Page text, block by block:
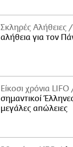
Σκληρές Αλήθειες
αλήθεια για τον
Είκοσι χρόνια LIFO
σημαντικοί
μεγάλες απώλειες